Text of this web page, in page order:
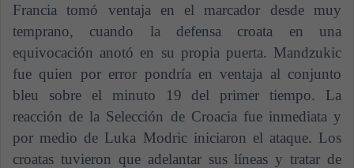
Francia tomó ventaja en el marcador desde muy
temprano, cuando la defensa croata en una
equivocación anotó en su propia puerta. Mandzukic
fue quien por error pondría en ventaja al conjunto
bleu sobre el minuto 19 del primer tiempo. La
reacción de la Selección de Croacia fue inmediata y
por medio de Luka Modric iniciaron el ataque. Los
croatas tuvieron que adelantar sus líneas y tratar de